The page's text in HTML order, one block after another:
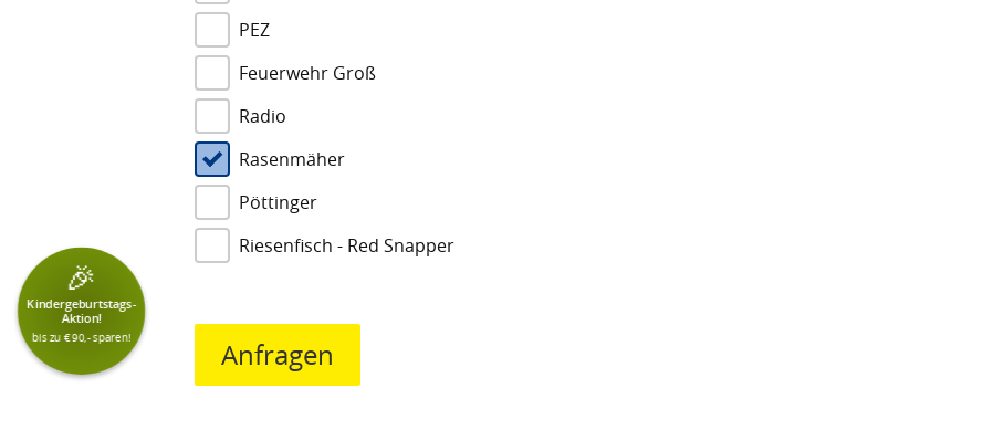
PEZ
Feuerwehr Groß
Radio
Rasenmäher
Pöttinger
Riesenfisch - Red Snapper
Anfragen
🎉
Kindergeburtstags-
Aktion!
bis zu € 90,- sparen!